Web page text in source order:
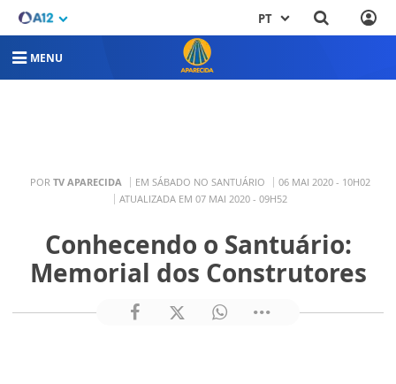
PT
MENU
POR TV APARECIDA EM SÁBADO NO SANTUÁRIO
06 MAI 2020 - 10H02
ATUALIZADA EM 07 MAI 2020 - 09H52
Conhecendo o Santuário:
Memorial dos Construtores